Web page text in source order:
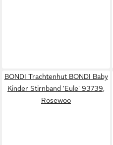
BONDI Trachtenhut BONDI Baby
Kinder Stirnband 'Eule' 93739,
Rosewoo